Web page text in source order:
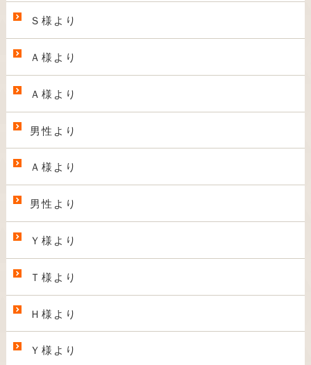
Ｓ様より
Ａ様より
Ａ様より
男性より
Ａ様より
男性より
Ｙ様より
Ｔ様より
Ｈ様より
Ｙ様より